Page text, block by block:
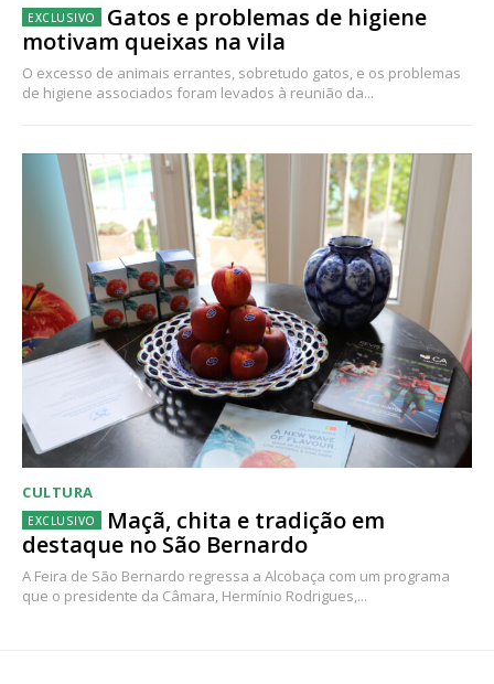
Gatos e problemas de higiene
motivam queixas na vila
O excesso de animais errantes, sobretudo gatos, e os problemas
de higiene associados foram levados à reunião da...
CULTURA
Maçã, chita e tradição em
destaque no São Bernardo
A Feira de São Bernardo regressa a Alcobaça com um programa
que o presidente da Câmara, Hermínio Rodrigues,...